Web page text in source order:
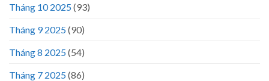
Tháng 10 2025(93)
Tháng 9 2025(90)
Tháng 8 2025(54)
Tháng 7 2025(86)